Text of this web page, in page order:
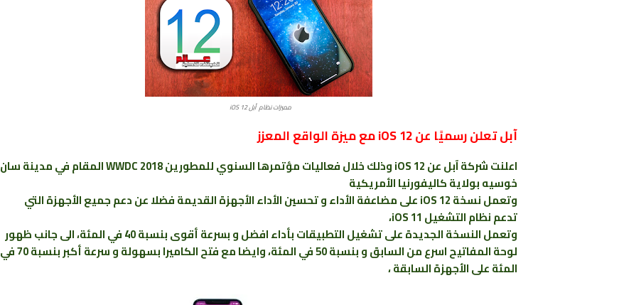
مميزات نظام أبل iOS 12
آبل تعلن رسميًا عن iOS 12 مع ميزة الواقع المعزز
اعلنت شركة آبل عن iOS 12 وذلك خلال فعاليات مؤتمرها السنوي للمطورين WWDC 2018 المقام في مدينة سان
خوسيه بولاية كاليفورنيا الأمريكية
وتعمل نسخة iOS 12 على مضاعفة الأداء و تحسين الأداء الأجهزة القديمة فضلا عن دعم جميع الأجهزة التي
تدعم نظام التشغيل iOS 11،
وتعمل النسخة الجديدة على تشغيل التطبيقات بأداء افضل و بسرعة أقوى بنسبة 40 في المئة، الى جانب ظهور
لوحة المفاتيح اسرع من السابق و بنسبة 50 في المئة، وايضا مع فتح الكاميرا بسهولة و سرعة أكبر بنسبة 70 في
المئة على الأجهزة السابقة ،